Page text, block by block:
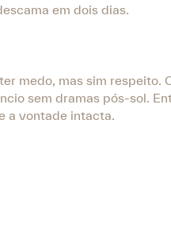
em dois dias.
medo, mas sim respeito.
sem dramas pós-sol.
a vontade intacta.